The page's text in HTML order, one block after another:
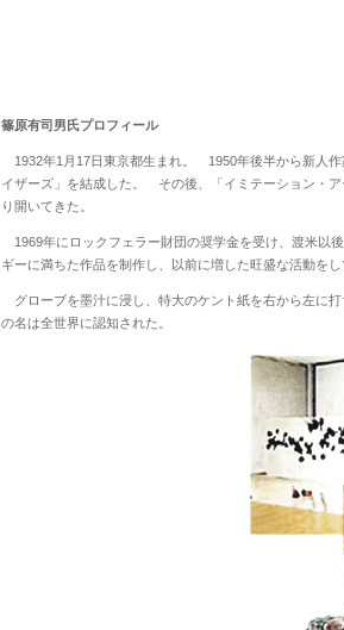
篠原有司男氏プロフィール
1932年1 月 17日東京都生まれ。 1950年後半から新人作
イザーズ」を結成した。 その後、「イミテーション・
り開いてきた。
1969年にロックフェラー財団の奨学金を受け、渡米以
ギーに満ちた作品を制作し、以前に増した旺盛な活動をし
グローブを墨汁に浸し、特大のケント紙を右から左に
の名は全世界に認知された。